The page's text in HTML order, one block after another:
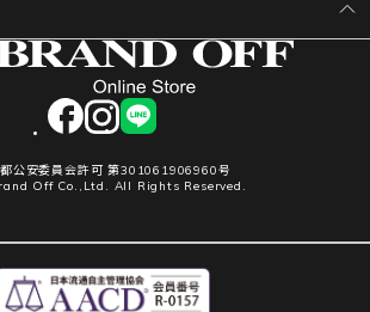
facebookinstagram
LINE
公安委員会許可 第301061906960号
Off Co.,Ltd. All Rights Reserved.